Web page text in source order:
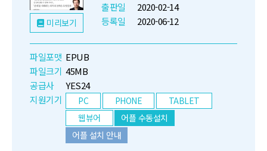
미리보기
출판일
2020-02-14
등록일
2020-06-12
파일포맷 EPUB
파일크기 45MB
공급사
YES24
지원기기
PC PHONE
TABLET
웹뷰어
어플 수동설치
어플 설치 안내